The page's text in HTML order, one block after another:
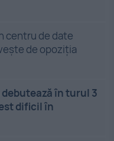
centru de date
de opoziția
în turul 3
dificil în